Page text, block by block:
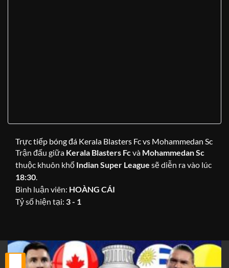
Trực tiếp bóng đá Kerala Blasters Fc vs Mohammedan Sc
Trận đấu giữa Kerala Blasters Fcvà Mohammedan Sc
thuộc khuôn khổ Indian Super League sẽ diễn ra vào lúc
18:30.
Bình luận viên: HOÀNG CÁI
Tỷ số hiện tại: 3 - 1